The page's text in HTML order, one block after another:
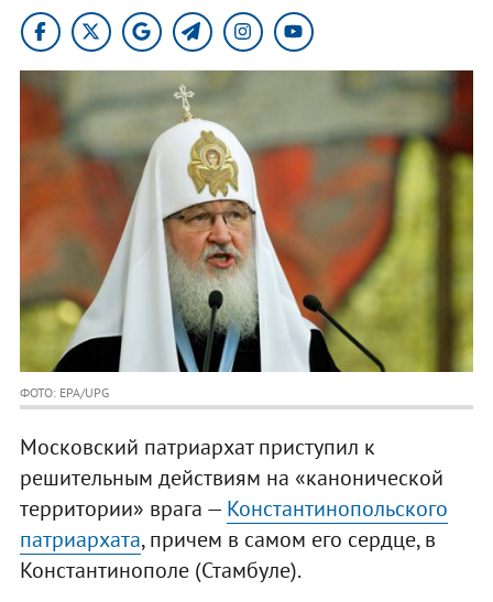
ФОТО: EPA/UPG
Московский патриархат приступил к
решительным действиям на «канонической
территории» врага — Константинопольского
патриархата, причем в самом его сердце, в
Константинополе (Стамбуле).